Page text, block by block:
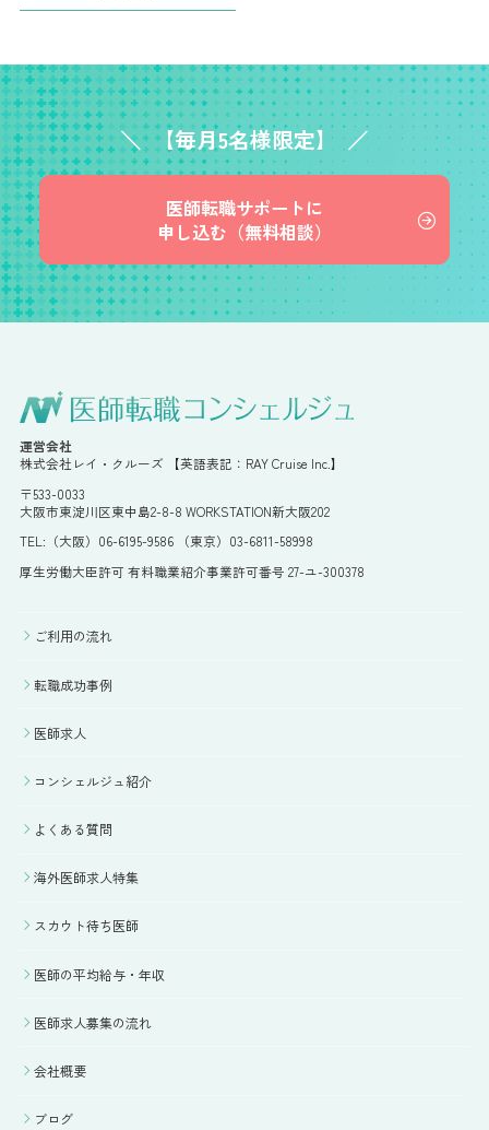
【毎月5名様限定】
医師転職サポートに
申し込む（無料相談）
運営会社
株式会社レイ・クルーズ 【英語表記：RAY Cruise Inc.】
〒533-0033
大阪市東淀川区東中島2-8-8 WORKSTATION新大阪202
TEL:（大阪）06-6195-9586 （東京）03-6811-58998
厚生労働大臣許可 有料職業紹介事業許可番号 27-ユ-300378
ご利用の流れ
転職成功事例
医師求人
コンシェルジュ紹介
よくある質問
海外医師求人特集
スカウト待ち医師
医師の平均給与・年収
医師求人募集の流れ
会社概要
ブログ